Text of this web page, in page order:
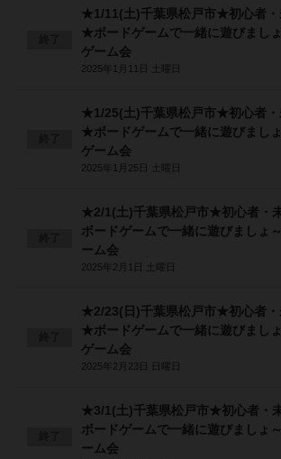
★1/11(土)千葉県松戸市★初心者・
★ボードゲームで一緒に遊びまし
ゲーム会
2025年1月11日 土曜日
★1/25(土)千葉県松戸市★初心者・
★ボードゲームで一緒に遊びまし
ゲーム会
2025年1月25日 土曜日
★2/1(土)千葉県松戸市★初心者・
ボードゲームで一緒に遊びましょ
ーム会
2025年2月1日 土曜日
★2/23(日)千葉県松戸市★初心者・
★ボードゲームで一緒に遊びまし
ゲーム会
2025年2月23日 日曜日
★3/1(土)千葉県松戸市★初心者・
ボードゲームで一緒に遊びましょ
ーム会